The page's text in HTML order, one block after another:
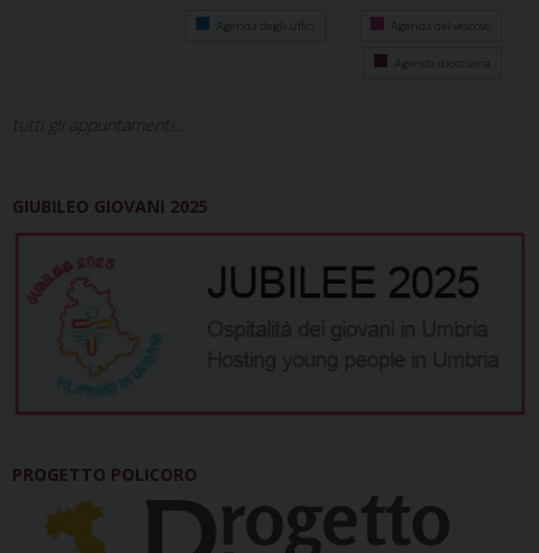
Agenda degli uffici Agenda del vescovo
Agenda diocesana
tutti gli appuntamenti...
GIUBILEO GIOVANI 2025
PROGETTO POLICORO